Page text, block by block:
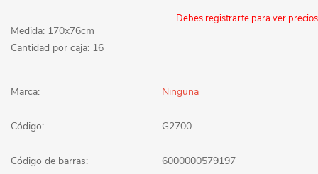
Debes registrarte para ver precios
Medida: 170x76cm
Cantidad por caja: 16
Marca: Ninguna
Código: G2700
Código de barras: 6000000579197